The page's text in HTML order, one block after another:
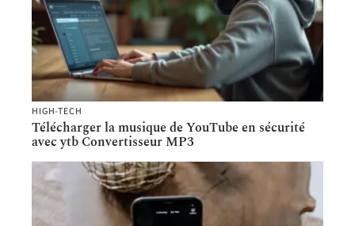
HIGH-TECH
Télécharger la musique de YouTube en sécurité
avec ytb Convertisseur MP3